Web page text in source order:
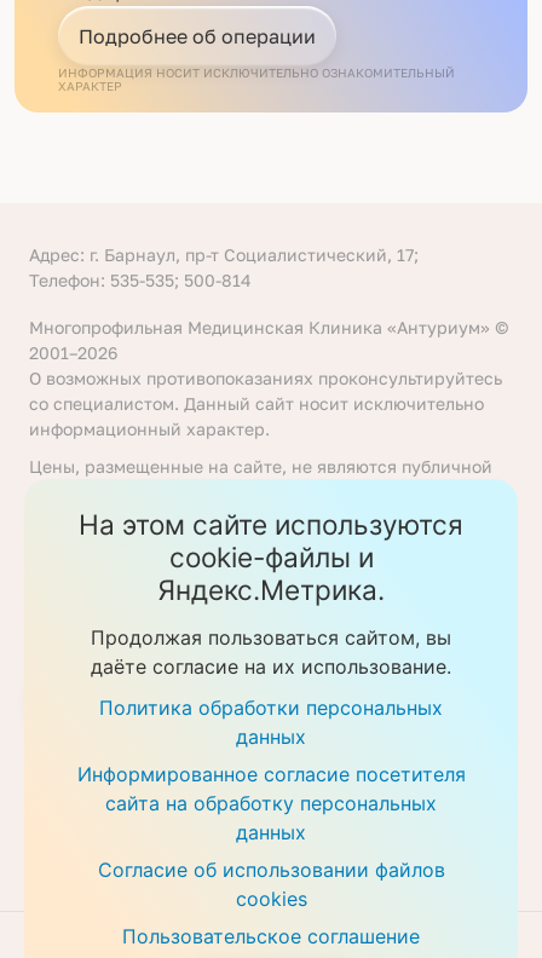
Подробнее об операции
ИНФОРМАЦИЯ НОСИТ ИСКЛЮЧИТЕЛЬНО ОЗНАКОМИТЕЛЬНЫЙ
ХАРАКТЕР
Адрес: г. Барнаул, пр-т Социалистический, 17;
Телефон: 535-535; 500-814
Многопрофильная Медицинская Клиника «Антуриум» ©
2001–2026
О возможных противопоказаниях проконсультируйтесь
со специалистом. Данный сайт носит исключительно
информационный характер.
Цены, размещенные на сайте, не являются публичной
Гражданского кодекса Российской Федерации. Перед
получением услуги необходимо уточнять цены у
ответственных сотрудников клиники. Предоставление
услуг осуществляется на основании договора об
Политика обработки персональных данных
Скачать прайс-листы
Разработка сайта VT Digital
На этом сайте используются
cookie-файлы и
Яндекс.Метрика.
Продолжая пользоваться сайтом, вы
даёте согласие на их использование.
Политика обработки персональных
данных
Информированное согласие посетителя
сайта на обработку персональных
данных
Согласие об использовании файлов
cookies
Пользовательское соглашение